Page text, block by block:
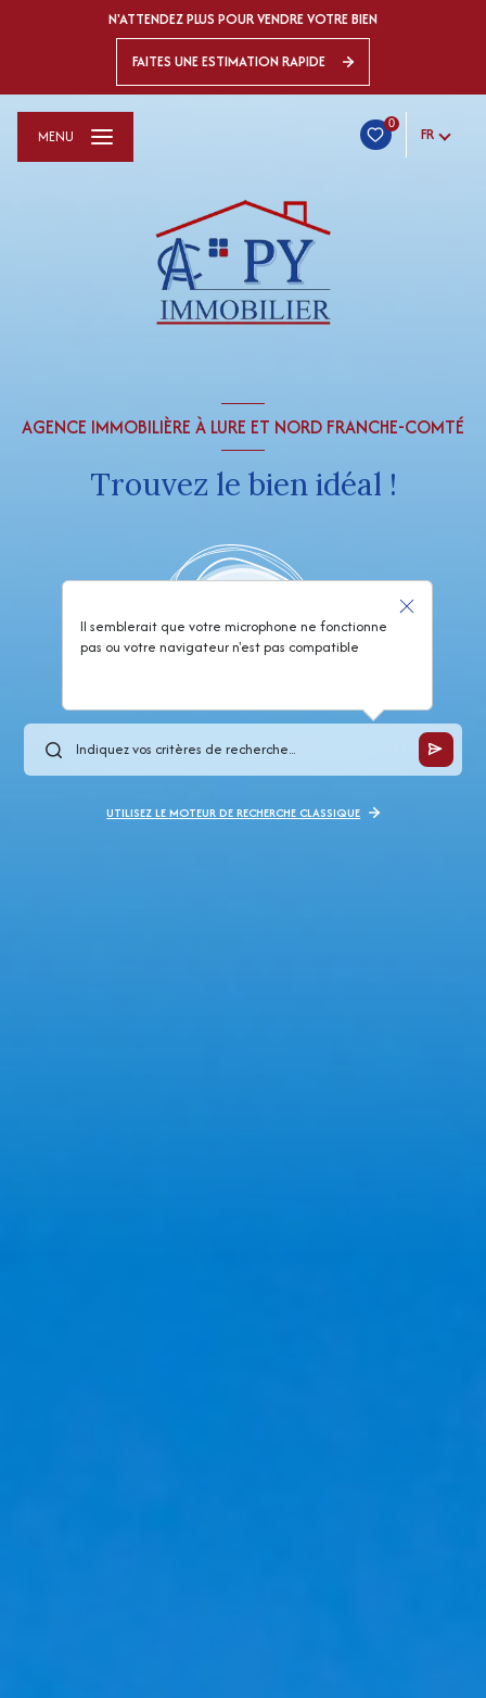
N'ATTENDEZ PLUS POUR VENDRE VOTRE BIEN
FAITES UNE ESTIMATION RAPIDE
0
FR
MENU
AGENCE IMMOBILIÈRE À LURE ET NORD FRANCHE-COMTÉ
Trouvez le bien idéal !
Il semblerait que votre microphone ne fonctionne
pas ou votre navigateur n'est pas compatible
UTILISEZ LE MOTEUR DE RECHERCHE CLASSIQUE